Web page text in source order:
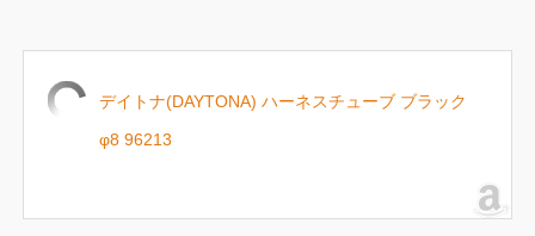
デイトナ(DAYTONA) ハーネスチューブ ブラック
φ8 96213